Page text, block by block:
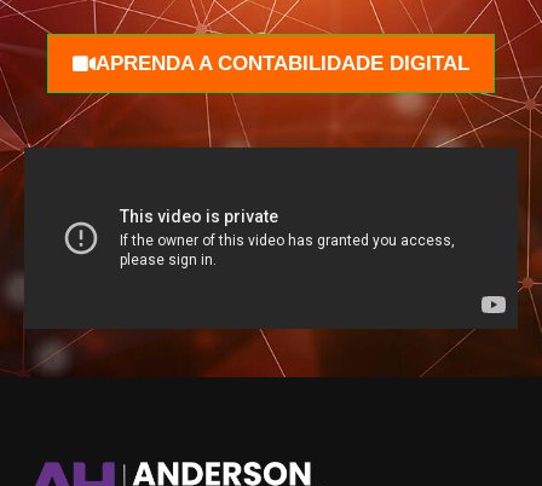
APRENDA A CONTABILIDADE DIGITAL